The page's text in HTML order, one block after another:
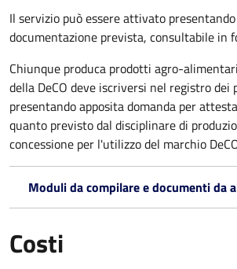
Il servizio può essere attivato
documentazione prevista, consultabile in
Chiunque produca prodotti agro-
della DeCO deve iscriversi nel registro dei
presentando apposita domanda per
quanto previsto dal disciplinare di
concessione per l'utilizzo del marchio
Moduli da compilare e documenti da
Costi